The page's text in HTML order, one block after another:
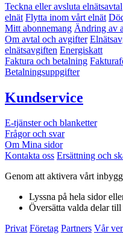
Teckna eller avsluta elnätsavtal
elnät Flytta inom vårt elnät
Mitt abonnemang Ändring av
Om avtal och avgifter
elnätsavgiften Energiskatt
Faktura och betalning
Betalningsuppgifter
Kundservice
E-tjänster och blanketter
Frågor och svar
Om Mina sidor
Kontakta oss Ersättning och
Genom att aktivera vårt
Lyssna på hela sidor
Översätta valda delar
Privat Företag Partners Vår